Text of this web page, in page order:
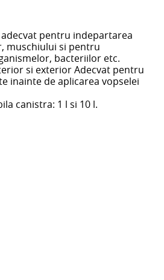
adecvat pentru indepartarea
muschiului si pentru
bacteriilor etc.
si exterior Adecvat pentru
inainte de aplicarea vopselei
canistra: 1 l si 10 l.